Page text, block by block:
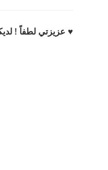
♥ عزيزتي لطفاً !